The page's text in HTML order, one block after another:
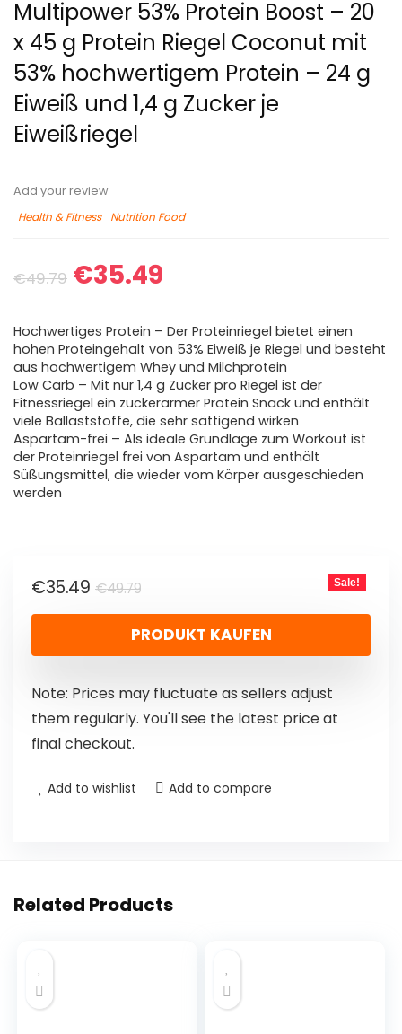
Multipower 53% Protein Boost – 20
x 45 g Protein Riegel Coconut mit
53% hochwertigem Protein – 24 g
Eiweiß und 1,4 g Zucker je
Eiweißriegel
Add your review
Health & Fitness
Nutrition Food
€49.79 €35.49
Hochwertiges Protein – Der Proteinriegel bietet einen
hohen Proteingehalt von 53% Eiweiß je Riegel und besteht
aus hochwertigem Whey und Milchprotein
Low Carb – Mit nur 1,4 g Zucker pro Riegel ist der
Fitnessriegel ein zuckerarmer Protein Snack und enthält
viele Ballaststoffe, die sehr sättigend wirken
Aspartam-frei – Als ideale Grundlage zum Workout ist
der Proteinriegel frei von Aspartam und enthält
Süßungsmittel, die wieder vom Körper ausgeschieden
werden
€49.79
€35.49 Sale!
PRODUKT KAUFEN
Note: Prices may fluctuate as sellers adjust
them regularly. You'll see the latest price at
final checkout.
Add to wishlist Add to compare
Related Products